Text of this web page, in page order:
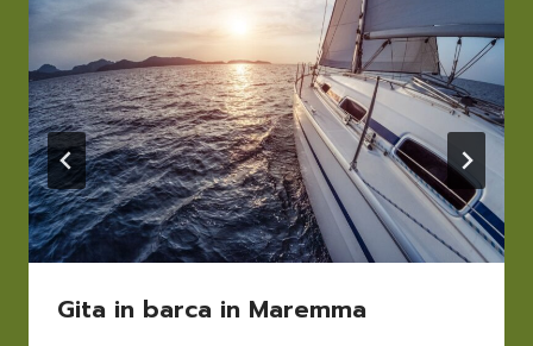
Gita in barca in Maremma